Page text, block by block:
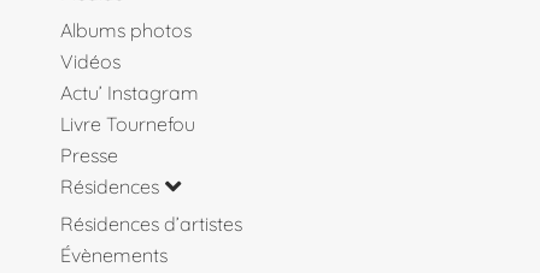
Albums photos
Vidéos
Actu’ Instagram
Livre Tournefou
Presse
Résidences
Résidences d’artistes
Évènements